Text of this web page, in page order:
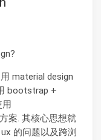
material design
bootstrap +
案. 其核心思想就
的问题以及跨浏